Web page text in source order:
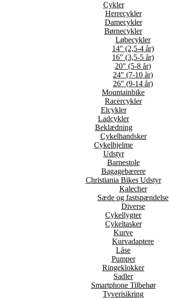
Cykler
Herrecykler
Damecykler
Børnecykler
Løbecykler
14″ (2,5-4 år)
16″ (3,5-5 år)
20″ (5-8 år)
24″ (7-10 år)
26″ (9-14 år)
Mountainbike
Racercykler
Elcykler
Ladcykler
Beklædning
Cykelhandsker
Cykelhjelme
Udstyr
Barnestole
Bagagebærere
Christiania Bikes Udstyr
Kalecher
Sæde og fastspændelse
Diverse
Cykellygter
Cykeltasker
Kurve
Kurvadaptere
Låse
Pumper
Ringeklokker
Sadler
Smartphone Tilbehør
Tyverisikring